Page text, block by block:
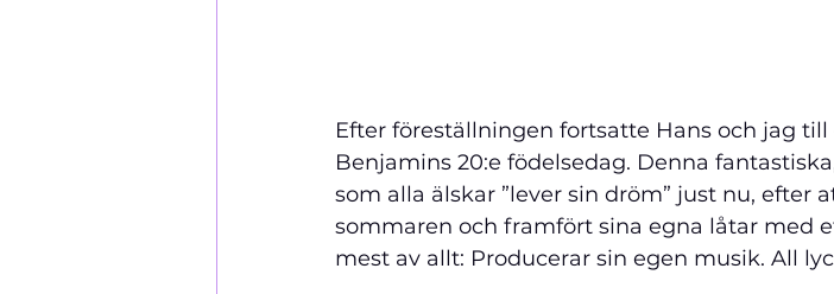
Efter föreställningen fortsatte Hans och jag
Benjamins 20:e födelsedag. Denna
som alla älskar ”lever sin dröm” just nu, efter
sommaren och framfört sina egna låtar med
mest av allt: Producerar sin egen musik. All